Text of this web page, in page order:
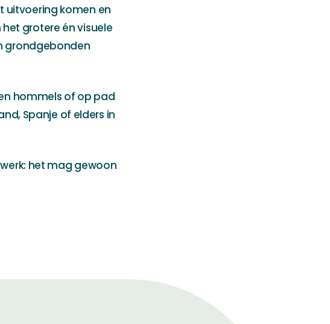
uitvoering komen en
het grotere én visuele
grondgebonden
hommels of op pad
Spanje of elders in
het mag gewoon